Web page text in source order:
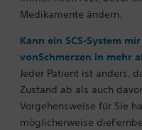
Medikamente ändern.
Kann ein SCS-System
vonSchmerzen in mehr
Jeder Patient ist anders,
Zustand ab als auch
Vorgehensweise für Sie
möglicherweise